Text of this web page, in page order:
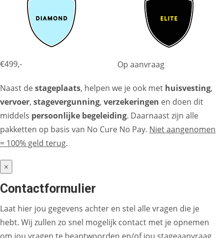
€499,- Op aanvraag
Naast destageplaats, helpen we je ook met huisvesting,
vervoer, stagevergunning, verzekeringen en doen dit
middels persoonlijke begeleiding. Daarnaast zijn alle
pakketten op basis van No Cure No Pay. Niet aangenomen
= 100% geld terug.
×
Contactformulier
Laat hier jou gegevens achter en stel alle vragen die je
hebt. Wij zullen zo snel mogelijk contact met je opnemen